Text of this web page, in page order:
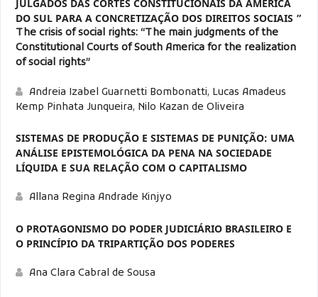
JULGADOS DAS CORTES CONSTITUCIONAIS DA AMÉRICA
DO SUL PARA A CONCRETIZAÇÃO DOS DIREITOS SOCIAIS ”
The crisis of social rights: “The main judgments of the
Constitutional Courts of South America for the realization
of social rights”
Andreia Izabel Guarnetti Bombonatti, Lucas Amadeus
Kemp Pinhata Junqueira, Nilo Kazan de Oliveira
SISTEMAS DE PRODUÇÃO E SISTEMAS DE PUNIÇÃO: UMA
ANÁLISE EPISTEMOLÓGICA DA PENA NA SOCIEDADE
LÍQUIDA E SUA RELAÇÃO COM O CAPITALISMO
Allana Regina Andrade Kinjyo
O PROTAGONISMO DO PODER JUDICIÁRIO BRASILEIRO E
O PRINCÍPIO DA TRIPARTIÇÃO DOS PODERES
Ana Clara Cabral de Sousa